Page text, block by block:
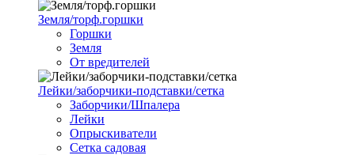
Земля/торф.горшки
Горшки
Земля
От вредителей
Лейки/заборчики-подставки/сетка
Заборчики/Шпалера
Лейки
Опрыскиватели
Сетка садовая